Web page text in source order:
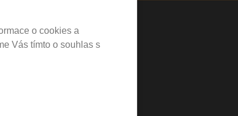
o cookies a
Vás tímto o souhlas s